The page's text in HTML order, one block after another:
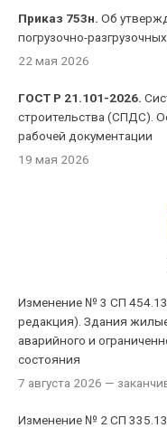
Приказ 753н. Об
погрузочно-
22 мая 2026
ГОСТ Р 21.101-2026.
строительства (СПДС).
рабочей документации
19 мая 2026
Изменение № 3 СП
редакция). Здания
аварийного и
состояния
7 августа 2026 —
Изменение № 2 СП